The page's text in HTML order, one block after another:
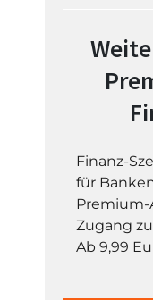
Finanz-
für
Zugang
Ab 9,99